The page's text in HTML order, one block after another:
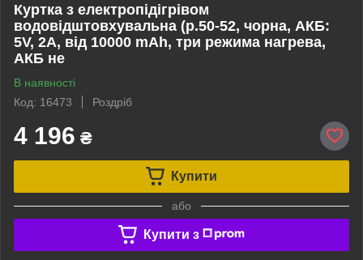
Куртка з електропідігрівом
водовідштовхувальна (р.50-52, чорна, АКБ:
5V, 2A, від 10000 mAh, три режима нагрева,
АКБ не
В наявності
Код: 16473
Роздріб
4 196 ₴
Купити
або
Купити з